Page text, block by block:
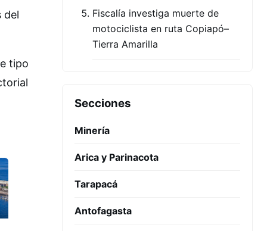
del
tipo
Fiscalía investiga muerte de
motociclista en ruta Copiapó–
Tierra Amarilla
Secciones
Minería
Arica y Parinacota
Tarapacá
Antofagasta